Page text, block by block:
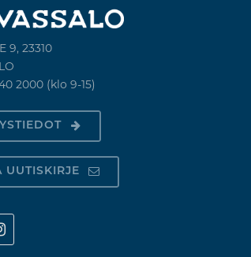
9, 23310
2000 (klo 9-15)
UUTISKIRJE